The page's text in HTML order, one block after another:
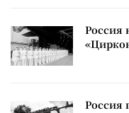
Россия
Россия